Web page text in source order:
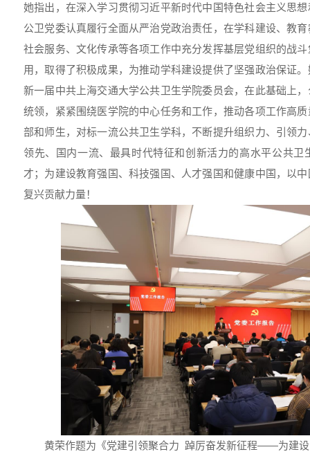
她指出，在深入学习贯彻习近平新时代中国特色社会主义思
公卫党委认真履行全面从严治党政治责任，在学科建设、教
社会服务、文化传承等各项工作中充分发挥基层党组织的战
用，取得了积极成果，为推动学科建设提供了坚强政治保证
新一届中共上海交通大学公共卫生学院委员会，在此基础上
统领，紧紧围绕医学院的中心任务和工作，推动各项工作高
部和师生，对标一流公共卫生学科，不断提升组织力、引领
领先、国内一流、最具时代特征和创新活力的高水平公共卫
才；为建设教育强国、科技强国、人才强国和健康中国，以
复兴贡献力量！
黄荣作题为《党建引领聚合力 踔厉奋发新征程——为建设